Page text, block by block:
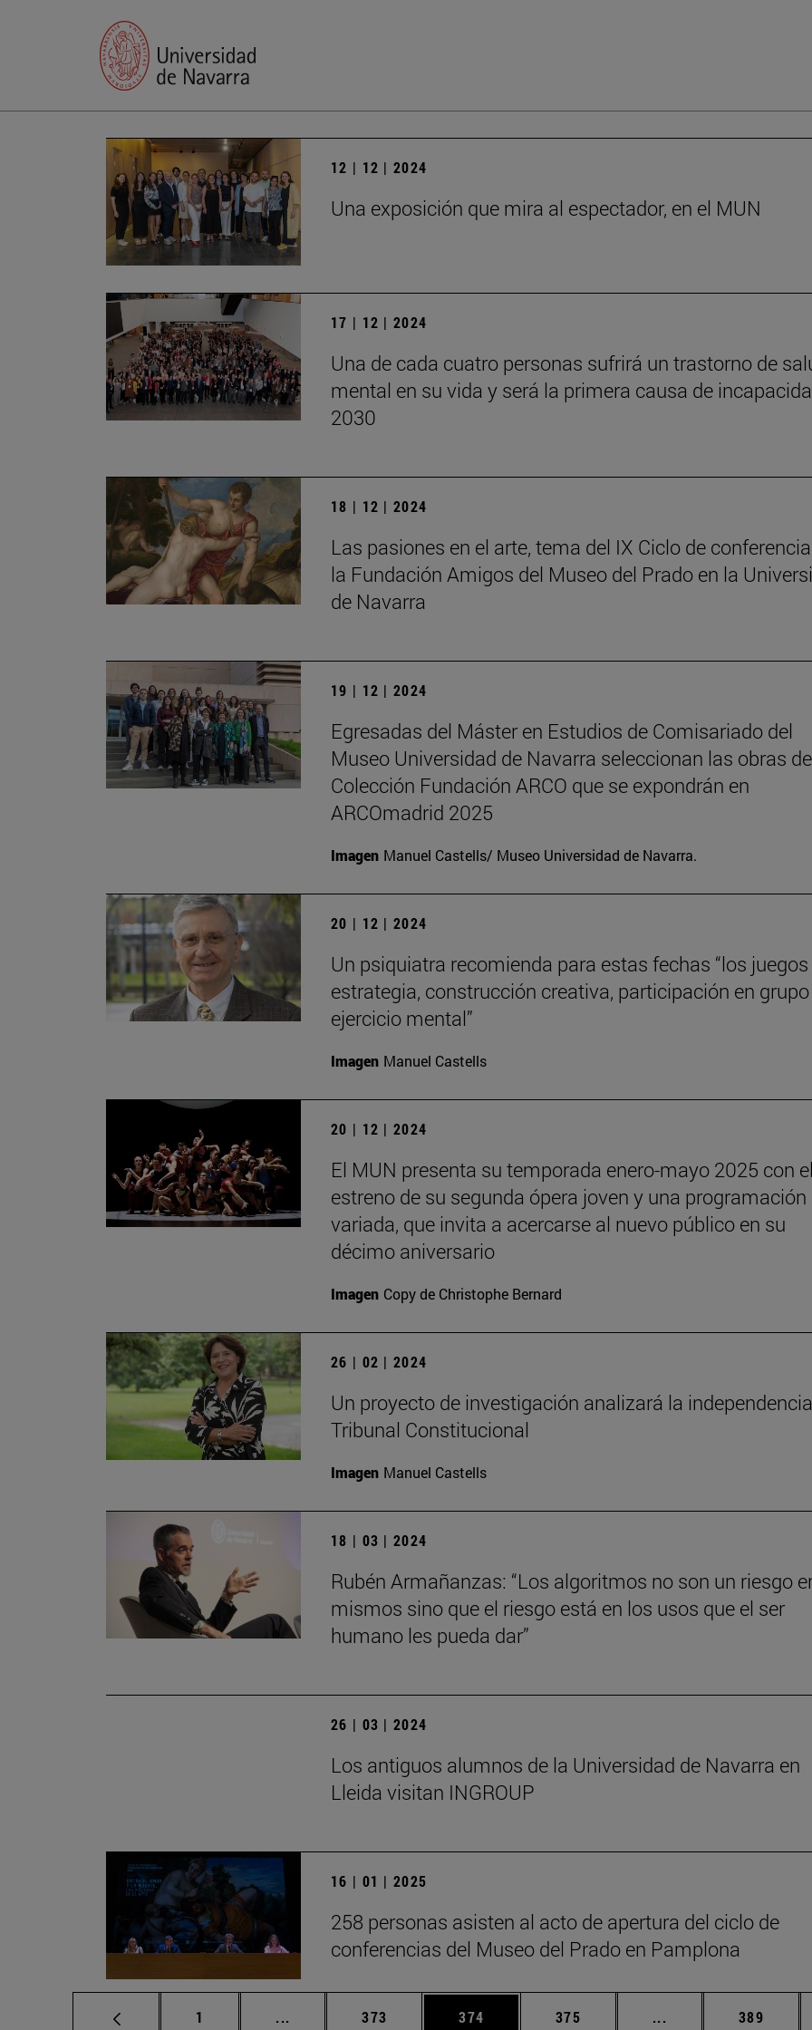
12 | 12 | 2024
Una exposición que mira al espectador, en el MUN
17 | 12 | 2024
Una de cada cuatro personas sufrirá un trastorno de
mental en su vida y será la primera causa de
2030
18 | 12 | 2024
Las pasiones en el arte, tema del IX Ciclo de
la Fundación Amigos del Museo del Prado en la
de Navarra
19 | 12 | 2024
Egresadas del Máster en Estudios de Comisariado del
Museo Universidad de Navarra seleccionan las obras
Colección Fundación ARCO que se expondrán en
ARCOmadrid 2025
Imagen Manuel Castells/ Museo Universidad de Navarra.
20 | 12 | 2024
Un psiquiatra recomienda para estas fechas “los
estrategia, construcción creativa, participación en
ejercicio mental”
Imagen Manuel Castells
20 | 12 | 2024
El MUN presenta su temporada enero-mayo 2025 con el
estreno de su segunda ópera joven y una programación
variada, que invita a acercarse al nuevo público en su
décimo aniversario
Imagen Copy de Christophe Bernard
26 | 02 | 2024
Un proyecto de investigación analizará la
Tribunal Constitucional
Imagen Manuel Castells
18 | 03 | 2024
Rubén Armañanzas: “Los algoritmos no son un riesgo
mismos sino que el riesgo está en los usos que el ser
humano les pueda dar”
26 | 03 | 2024
Los antiguos alumnos de la Universidad de Navarra en
Lleida visitan INGROUP
16 | 01 | 2025
258 personas asisten al acto de apertura del ciclo de
conferencias del Museo del Prado en Pamplona
Página
1 ... Páginas intermedias Use TAB para desplazarse.
Página
373 Página
374 Página
375 ... Páginas intermedias
Página
389